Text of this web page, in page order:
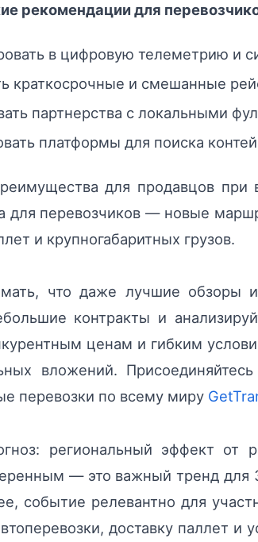
рекомендации для
в цифровую телеметрию и
краткосрочные и смешанные
партнерства с локальными
платформы для поиска
для продавцов
для перевозчиков — новые
и крупногабаритных грузов.
что даже лучшие обзоры
контракты и
ценам и гибким
вложений.
перевозки по всему миру
региональный эффект от
— это важный тренд для
событие релевантно для
доставку паллет и